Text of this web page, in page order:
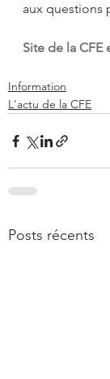
aux questions
Site de la CFE
Information
L'actu de la CFE
Posts récents